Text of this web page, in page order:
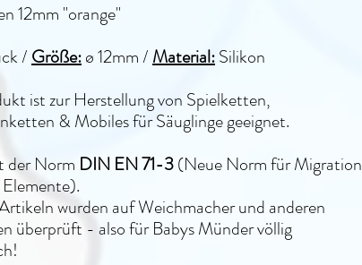
12mm "orange"
/Größe:ø 12mm/Material:Silikon
ist zur Herstellung von Spielketten,
& Mobiles für Säuglinge geeignet.
der Norm DIN EN 71-3(Neue Norm für Migration
wurden auf Weichmacher und anderen
überprüft - also für Babys Münder völlig